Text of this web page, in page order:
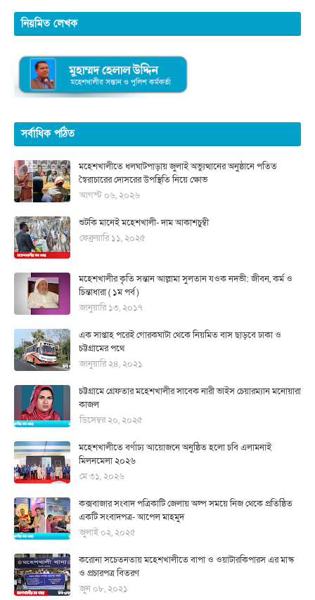
নিয়মিত লেখক
সর্বাধিক পঠিত
মহেশখালীতে ধলঘাটপাড়ায় জুলাই অভ্যুত্থানের অনুষ্ঠানে পতিত
স্বৈরাচারের দোসরের উপস্থিতি নিয়ে ক্ষোভ
আগস্ট ০৬, ২০২৬
শুটকি মানেই মহেশখালী- দাম আকাশচুম্বী
ফেব্রুয়ারি ১১, ২০২৫
মহেশখালীর কৃতি সন্তান আল্লামা সুলতান যওক নদভী: জীবন, কর্ম ও
চিন্তাধারা ( ১ম পর্ব )
জানুয়ারি ১৩, ২০১৭
এক সাপ্তাহ পরেই গোরকঘাটা থেকে নিয়মিত বাস ছাড়বে ঢাকা ও
চট্টগ্রামের পথে
জানুয়ারি ২৪, ২০২১
চট্টগ্রামে গ্রেফতার মহেশখালীর সাবেক নারী ভাইস চেয়ারম্যান মনোয়ারা
কাজল
ডিসেম্বর ২০, ২০২৫
মহেশখালীতে বর্ণাঢ্য আয়োজনে অনুষ্ঠিত হলো চবি এলামনাই
মিলনমেলা ২০২৬
মে ৩১, ২০২৬
কক্সবাজার সংবাদ পত্রিকাটি জেলায় অল্প সময়ে নিজ থেকে প্রতিষ্ঠিত
একটি সংবাদপত্র- আপেল মাহমুদ
জুলাই ০২, ২০২৫
করোনা সচেতনতায় মহেশখালীতে বাপা ও ওয়াটারকিপারস এর মাস্ক
ও প্রচারপত্র বিতরণ
জুন ০৮, ২০২১